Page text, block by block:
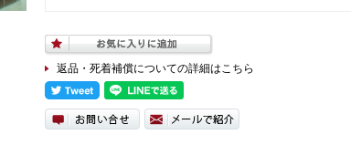
返品・死着補償についての詳細はこちら